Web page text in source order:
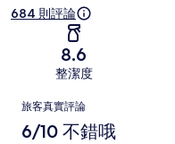
684 則評論
8.6
整潔度
評
論
旅客真實評論
6/10 不錯哦